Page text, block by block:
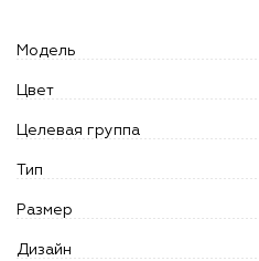
Модель
Цвет
Целевая группа
Тип
Размер
Дизайн